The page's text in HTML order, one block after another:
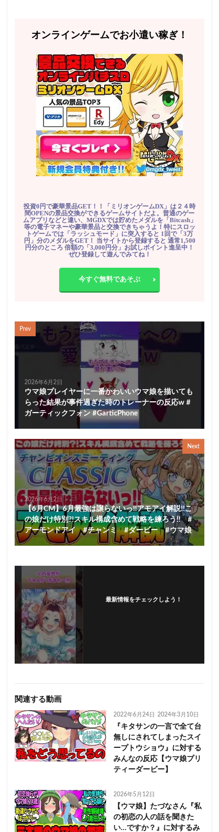
オンラインゲームでお小遣い稼ぎ！
投資0円で豪華景品GET！！「ミリオンゲームDX」は２４時
間OPENの景品交換ができるゲームサイトだよ。普通のゲー
ムアプリなどと違い、MGDXでは貯めたメダルを「Bitcash」
等の電子マネーや豪華景品と交換できちゃうよ！特にスロッ
トゲームでは「ラッシュモード」に突入すると 1回で「3万
円」分のメダルをGET！ 当サイトから登録すると 通常1,500
円分のところ 倍額の「3,000円分」お試しポイント進呈中！
ぜひ登録して遊んでみてね！
今すぐ無料であそぶ
Prev
2026年6月2日
ウマ娘プレイヤーに一番かわいいウマ娘を描いても
らった結果が事件過ぎた時のトレーナーの反応w #
ガーティックフォン #GarticPhone
Next
2026年6月2日
【6月CM】6月最強は譲らないっ!!アモアイ解説!!こ
の娘だけ特別?!スキル構成含めて戦略を練ろう!! #
アーモンドアイ #チャンミ #ダービー #ウマ娘
最新情報をチェックしよう！
関連する動画
2022年6月24日 2024年3月10日
『キタサンの一言で全て台
無しにされてしまったスイ
ープトウショウ』に対する
みんなの反応【ウマ娘プリ
ティーダービー】
2026年5月12日
【ウマ娘】たづなさん『私
の初恋の人の話を聞きた
い…ですか？』に対するみ